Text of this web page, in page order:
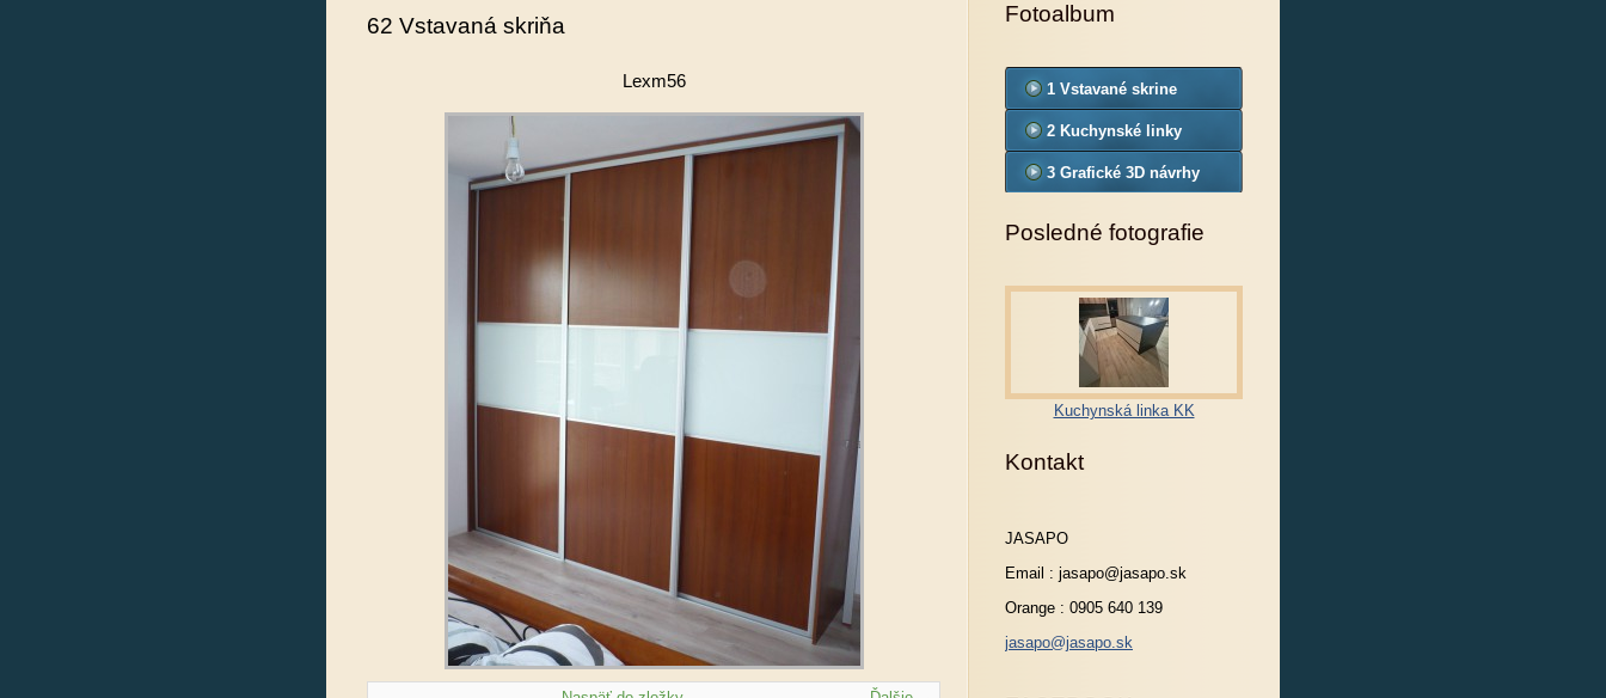
62 Vstavaná skriňa
Lexm56
Fotoalbum
1 Vstavané skrine
2 Kuchynské linky
3 Grafické 3D návrhy
Posledné fotografie
Kuchynská linka KK
Kontakt
JASAPO
Email : jasapo@jasapo.sk
Orange : 0905 640 139
jasapo@jasapo.sk